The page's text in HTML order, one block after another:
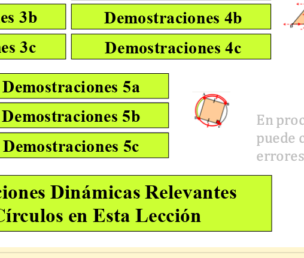
Demostraciones 5a
Dinámicas Relevantes
en Esta Lección
3b Demostraciones 4b
Demostraciones 5b
3c Demostraciones 4c
Demostraciones 5c
En
puede
errores